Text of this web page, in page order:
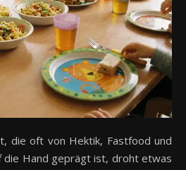
die Hand geprägt ist, droht etwas